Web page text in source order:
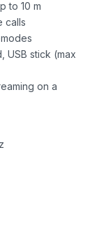
to 10 m
calls
USB stick (max
on a